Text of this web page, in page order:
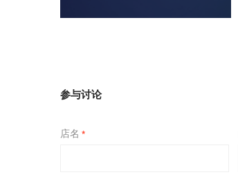
参与讨论
店名 *